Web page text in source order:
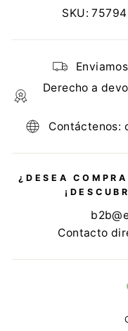
SKU:75794
Derecho a
Contáctenos:
¿DESEA
Contacto